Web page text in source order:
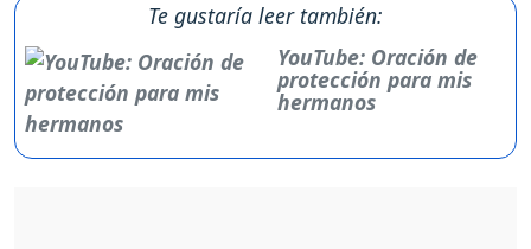
Te gustaría leer también:
YouTube: Oración de
protección para mis
hermanos